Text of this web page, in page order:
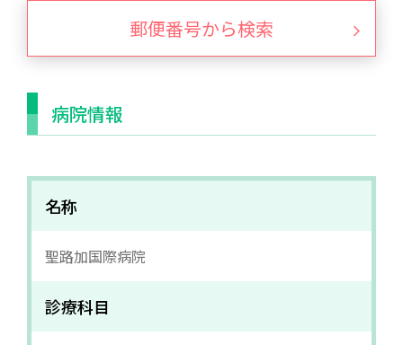
郵便番号から検索
病院情報
名称
聖路加国際病院
診療科目